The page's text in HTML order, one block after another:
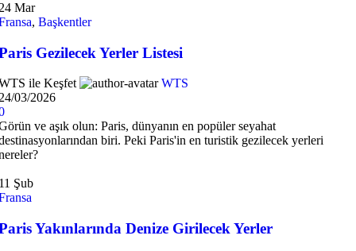
Mar
, Başkentler
Gezilecek Yerler Listesi
ile Keşfet
WTS
03/2026
ve aşık olun: Paris, dünyanın en popüler seyahat
biri. Peki Paris'in en turistik gezilecek yerleri
Şub
Yakınlarında Denize Girilecek Yerler